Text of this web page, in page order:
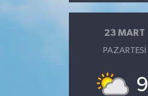
23 MART
PAZARTESI
9